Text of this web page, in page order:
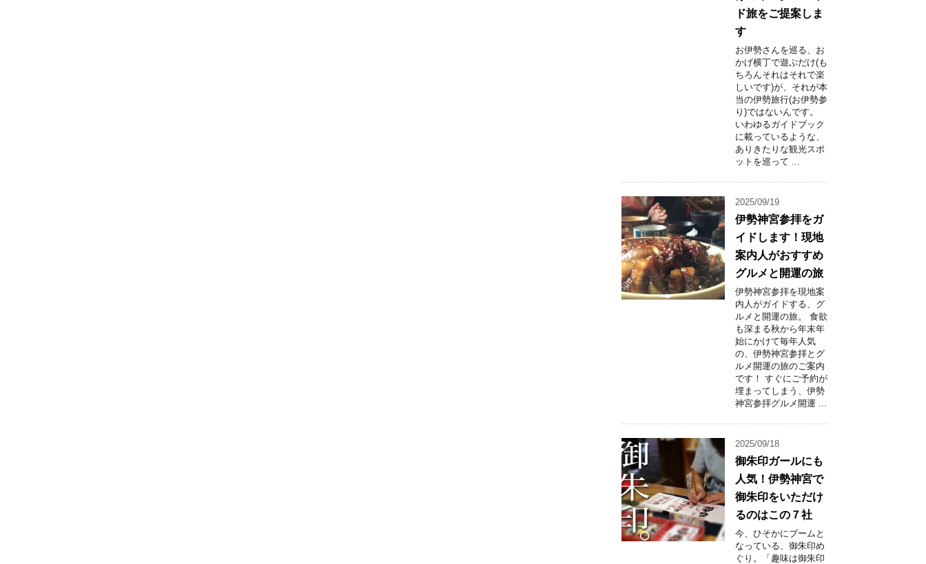
ド旅をご提案しま
す
お伊勢さんを巡る、お
かげ横丁で遊ぶだけ(も
ちろんそれはそれで楽
しいです)が、それが本
当の伊勢旅行(お伊勢参
り)ではないんです。
いわゆるガイドブック
に載っているような、
ありきたりな観光スポ
ットを巡って ...
2025/09/19
伊勢神宮参拝をガ
イドします！現地
案内人がおすすめ
グルメと開運の旅
伊勢神宮参拝を現地案
内人がガイドする、グ
ルメと開運の旅。 食欲
も深まる秋から年末年
始にかけて毎年人気
の、伊勢神宮参拝とグ
ルメ開運の旅のご案内
です！ すぐにご予約が
埋まってしまう、伊勢
神宮参拝グルメ開運 ...
2025/09/18
御朱印ガールにも
人気！伊勢神宮で
御朱印をいただけ
るのはこの７社
今、ひそかにブームと
なっている、御朱印め
ぐり。「趣味は御朱印